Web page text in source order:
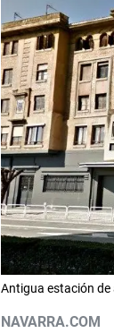
Antigua estación
NAVARRA.COM